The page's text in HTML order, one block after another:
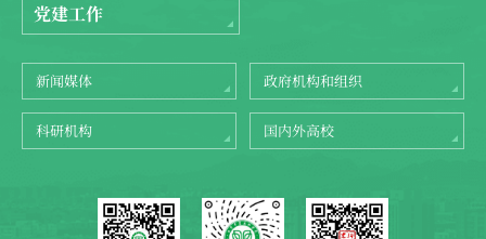
党建工作
新闻媒体 政府机构和组织
科研机构 国内外高校